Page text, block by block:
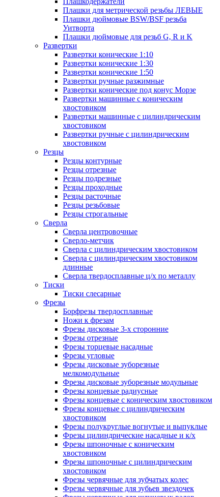
Плашки для метрической резьбы ЛЕВЫЕ
Плашки дюймовые BSW/BSF резьба
Уитворта
Плашки дюймовые для резьб G, R и K
Развертки
Развертки конические 1:10
Развертки конические 1:30
Развертки конические 1:50
Развертки ручные разжимные
Развертки конические под конус Морзе
Развертки машинные с коническим
хвостовиком
Развертки машинные с цилиндрическим
хвостовиком
Развертки ручные с цилиндрическим
хвостовиком
Резцы
Резцы контурные
Резцы отрезные
Резцы подрезные
Резцы проходные
Резцы расточные
Резцы резьбовые
Резцы строгальные
Сверла
Сверла центровочные
Сверло-метчик
Сверла с цилиндрическим хвостовиком
Сверла с цилиндрическим хвостовиком
длинные
Сверла твердосплавные ц/х по металлу
Тиски
Тиски слесарные
Фрезы
Борфрезы твердосплавные
Ножи к фрезам
Фрезы дисковые 3-х сторонние
Фрезы отрезные
Фрезы торцевые насадные
Фрезы угловые
Фрезы дисковые зуборезные
мелкомодульные
Фрезы дисковые зуборезные модульные
Фрезы концевые радиусные
Фрезы концевые с коническим хвостовиком
Фрезы концевые с цилиндрическим
хвостовиком
Фрезы полукруглые вогнутые и выпуклые
Фрезы цилиндрические насадные и к/х
Фрезы шпоночные с коническим
хвостовиком
Фрезы шпоночные с цилиндрическим
хвостовиком
Фрезы червячные для зубчатых колес
Фрезы червячные для зубьев звездочек